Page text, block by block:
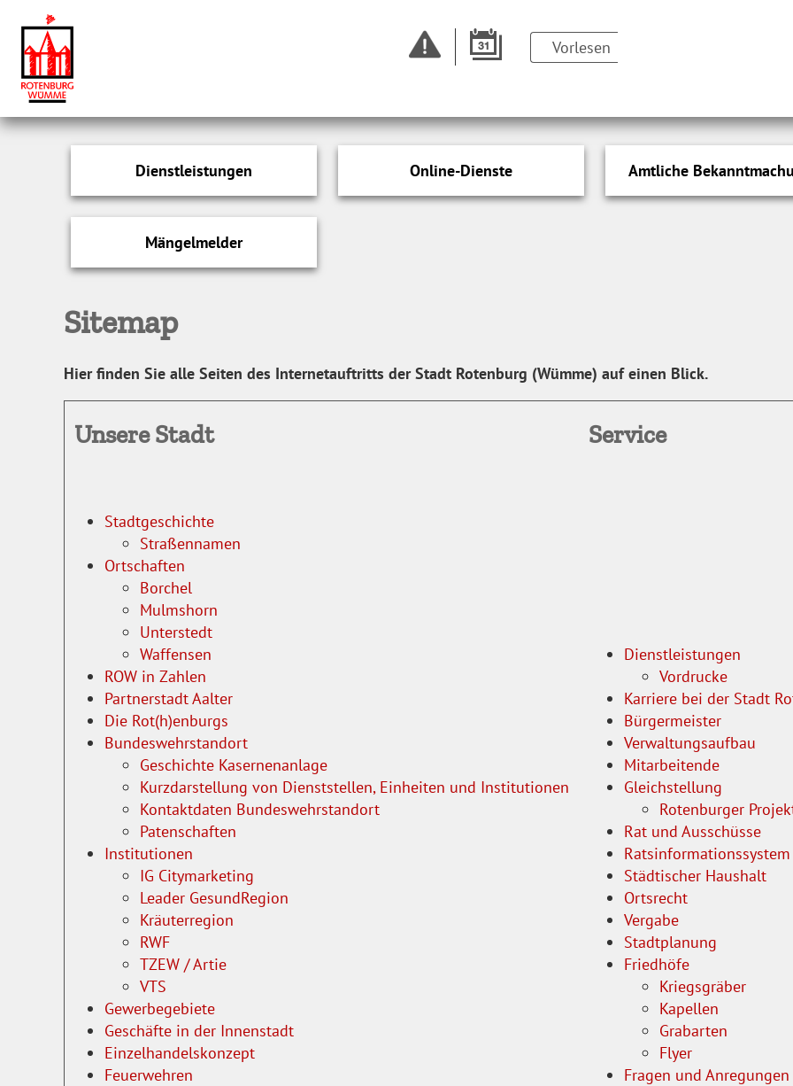
Vorlesen
Dienstleistungen Online-Dienste Amtliche
Mängelmelder
Sitemap
Hier finden Sie alle Seiten des Internetauftritts der Stadt Rotenburg (Wümme) auf einen Blick.
Unsere Stadt Service
Stadtgeschichte
Straßennamen
Ortschaften
Borchel
Mulmshorn
Unterstedt
Waffensen
ROW in Zahlen
Partnerstadt Aalter
Die Rot(h)enburgs
Bundeswehrstandort
Geschichte Kasernenanlage
Kurzdarstellung von Dienststellen, Einheiten und Institutionen
Kontaktdaten Bundeswehrstandort
Patenschaften
Institutionen
IG Citymarketing
Leader GesundRegion
Kräuterregion
RWF
TZEW / Artie
VTS
Gewerbegebiete
Geschäfte in der Innenstadt
Einzelhandelskonzept
Feuerwehren
Dienstleistungen
Vordrucke
Karriere bei der Stadt
Bürgermeister
Verwaltungsaufbau
Mitarbeitende
Gleichstellung
Rotenburger
Rat und Ausschüsse
Ratsinformationssystem
Städtischer Haushalt
Ortsrecht
Vergabe
Stadtplanung
Friedhöfe
Kriegsgräber
Kapellen
Grabarten
Flyer
Fragen und Anregungen